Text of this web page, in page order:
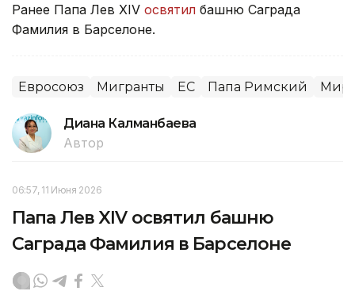
Ранее Папа Лев XIV освятил башню Саграда
Фамилия в Барселоне.
Евросоюз Мигранты ЕС Папа Римский
Диана Калманбаева
Автор
06:57, 11 Июня 2026
Папа Лев XIV освятил башню
Саграда Фамилия в Барселоне